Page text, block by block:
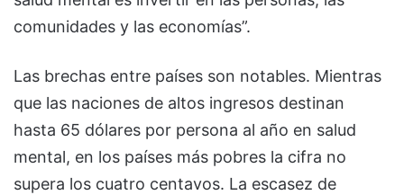
comunidades y las economías”.
Las brechas entre países son notables. Mientras
que las naciones de altos ingresos destinan
hasta 65 dólares por persona al año en salud
mental, en los países más pobres la cifra no
supera los cuatro centavos. La escasez de